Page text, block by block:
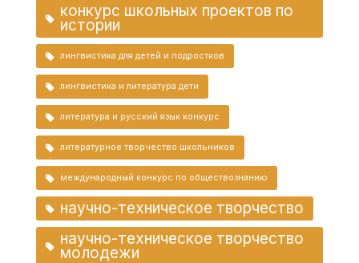
конкурс школьных проектов по
истории
лингвистика для детей и подростков
лингвистика и литература дети
литература и русский язык конкурс
литературное творчество школьников
международный конкурс по обществознанию
научно-техническое творчество
научно-техническое творчество
молодежи